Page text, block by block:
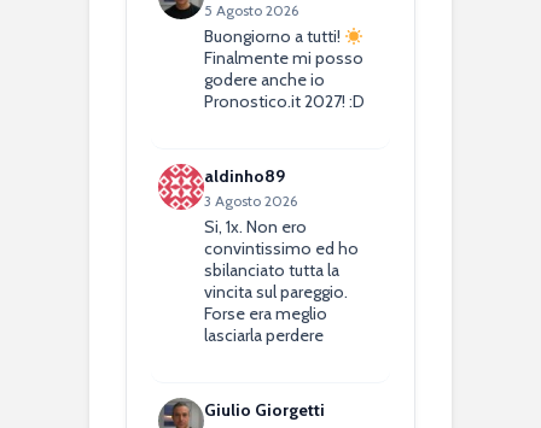
5 Agosto 2026
Buongiorno a tutti!
Finalmente mi posso
godere anche io
Pronostico.it 2027! :D
aldinho89
3 Agosto 2026
Si, 1x. Non ero
convintissimo ed ho
sbilanciato tutta la
vincita sul pareggio.
Forse era meglio
lasciarla perdere
Giulio Giorgetti